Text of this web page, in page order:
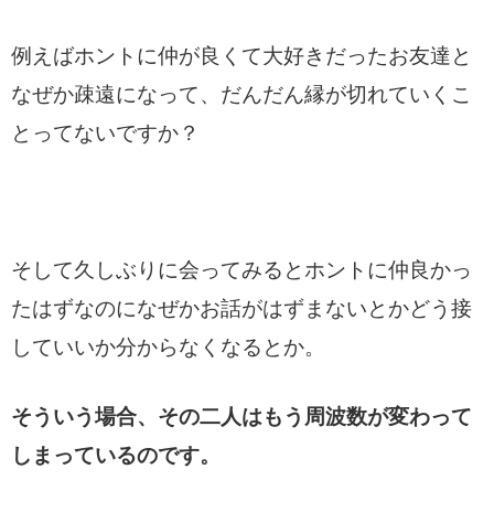
例えばホントに仲が良くて大好きだったお友達と
なぜか疎遠になって、だんだん縁が切れていくこ
とってないですか？
そして久しぶりに会ってみるとホントに仲良かっ
たはずなのになぜかお話がはずまないとかどう接
していいか分からなくなるとか。
そういう場合、その二人はもう周波数が変わって
しまっているのです。